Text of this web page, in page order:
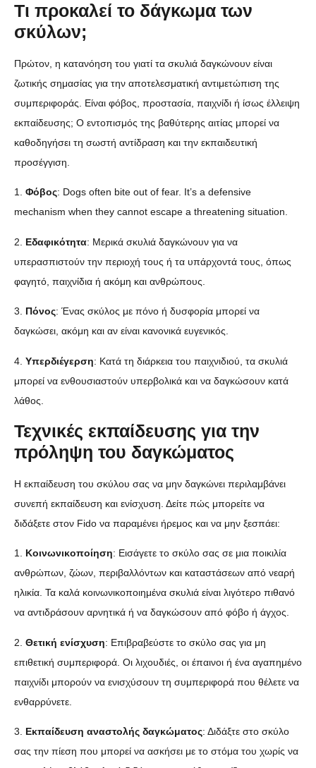
Τι προκαλεί το δάγκωμα των
σκύλων;
Πρώτον, η κατανόηση του γιατί τα σκυλιά δαγκώνουν είναι
ζωτικής σημασίας για την αποτελεσματική αντιμετώπιση της
συμπεριφοράς. Είναι φόβος, προστασία, παιχνίδι ή ίσως έλλειψη
εκπαίδευσης; Ο εντοπισμός της βαθύτερης αιτίας μπορεί να
καθοδηγήσει τη σωστή αντίδραση και την εκπαιδευτική
προσέγγιση.
1. Φόβος: Dogs often bite out of fear. It’s a defensive
mechanism when they cannot escape a threatening situation.
2. Εδαφικότητα: Μερικά σκυλιά δαγκώνουν για να
υπερασπιστούν την περιοχή τους ή τα υπάρχοντά τους, όπως
φαγητό, παιχνίδια ή ακόμη και ανθρώπους.
3. Πόνος: Ένας σκύλος με πόνο ή δυσφορία μπορεί να
δαγκώσει, ακόμη και αν είναι κανονικά ευγενικός.
4. Υπερδιέγερση: Κατά τη διάρκεια του παιχνιδιού, τα σκυλιά
μπορεί να ενθουσιαστούν υπερβολικά και να δαγκώσουν κατά
λάθος.
Τεχνικές εκπαίδευσης για την
πρόληψη του δαγκώματος
Η εκπαίδευση του σκύλου σας να μην δαγκώνει περιλαμβάνει
συνεπή εκπαίδευση και ενίσχυση. Δείτε πώς μπορείτε να
διδάξετε στον Fido να παραμένει ήρεμος και να μην ξεσπάει:
1. Κοινωνικοποίηση: Εισάγετε το σκύλο σας σε μια ποικιλία
ανθρώπων, ζώων, περιβαλλόντων και καταστάσεων από νεαρή
ηλικία. Τα καλά κοινωνικοποιημένα σκυλιά είναι λιγότερο πιθανό
να αντιδράσουν αρνητικά ή να δαγκώσουν από φόβο ή άγχος.
2. Θετική ενίσχυση: Επιβραβεύστε το σκύλο σας για μη
επιθετική συμπεριφορά. Οι λιχουδιές, οι έπαινοι ή ένα αγαπημένο
παιχνίδι μπορούν να ενισχύσουν τη συμπεριφορά που θέλετε να
ενθαρρύνετε.
3. Εκπαίδευση αναστολής δαγκώματος: Διδάξτε στο σκύλο
σας την πίεση που μπορεί να ασκήσει με το στόμα του χωρίς να